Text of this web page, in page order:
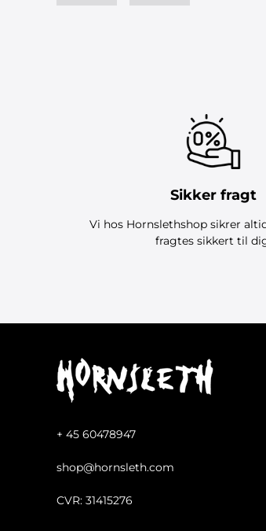
Sikker fragt
Vi hos Hornslethshop sikrer
fragtes sikkert til
+ 45 60478947
shop@hornsleth.com
CVR: 31415276